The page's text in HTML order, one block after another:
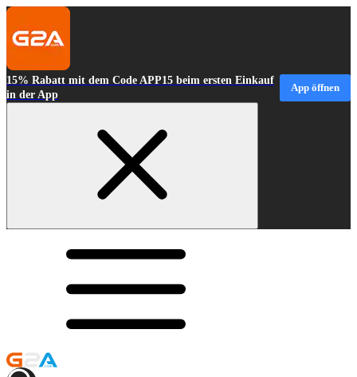
15% Rabatt mit dem Code APP15 beim ersten Einkauf
in der App
App öffnen